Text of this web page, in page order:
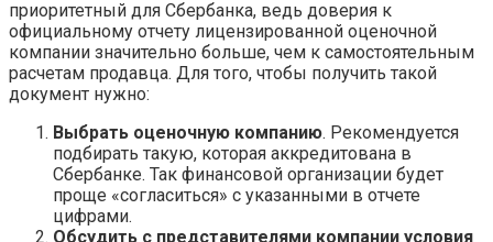
приоритетный для Сбербанка, ведь доверия к
официальному отчету лицензированной оценочной
компании значительно больше, чем к самостоятельным
расчетам продавца. Для того, чтобы получить такой
документ нужно:
Выбрать оценочную компанию. Рекомендуется
подбирать такую, которая аккредитована в
Сбербанке. Так финансовой организации будет
проще «согласиться» с указанными в отчете
цифрами.
Обсудить с представителями компании условия